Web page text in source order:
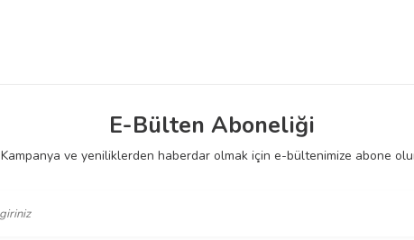
E-Bülten Aboneliği
Kampanya ve yeniliklerden haberdar olmak için e-bültenimize abone